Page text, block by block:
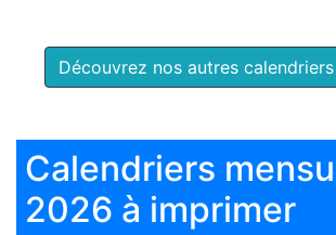
Découvrez nos autres
Calendriers
2026 à imprimer